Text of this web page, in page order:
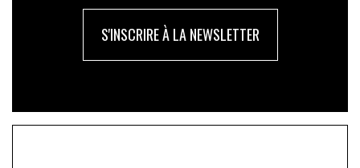
S'INSCRIRE À LA NEWSLETTER